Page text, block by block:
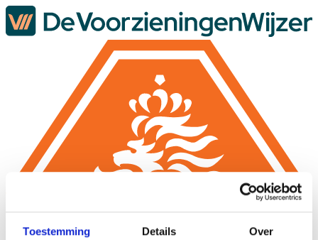
Toestemming Details Over